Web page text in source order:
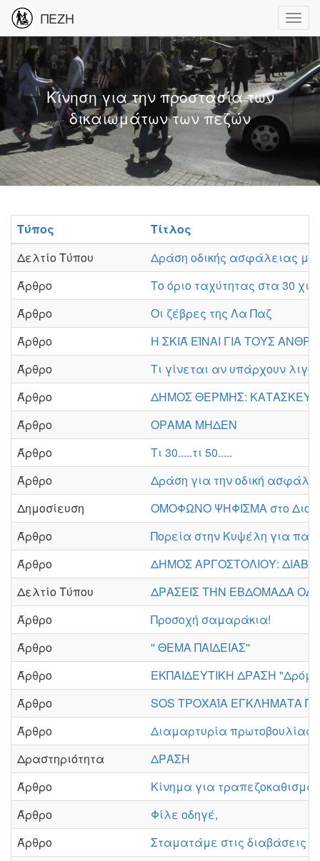
ΠΕΖΗ
Κίνηση για την προστασία των
δικαιωμάτων των πεζών
Τύπος
Τίτλος
Δελτίο Τύπου
Δράση οδικής ασφάλειας με
Άρθρο
Το όριο ταχύτητας στα 30
Άρθρο
Οι ζέβρες της Λα Παζ
Άρθρο
Η ΣΚΙΆ ΕΊΝΑΙ ΓΙΑ ΤΟΥΣ
Άρθρο
Τι γίνεται αν υπάρχουν
Άρθρο
ΔΗΜΟΣ ΘΕΡΜΗΣ:
Άρθρο
ΟΡΑΜΑ ΜΗΔΕΝ
Άρθρο
Τι 30.....τι 50.....
Άρθρο
Δράση για την οδική
Δημοσίευση
ΟΜΟΦΩΝΟ ΨΗΦΙΣΜΑ στο
Άρθρο
Πορεία στην Κυψέλη για
Άρθρο
ΔΗΜΟΣ ΑΡΓΟΣΤΟΛΙΟΥ:
Δελτίο Τύπου
ΔΡΑΣΕΙΣ ΤΗΝ ΕΒΔΟΜΑΔΑ
Άρθρο
Προσοχή σαμαράκια!
Άρθρο
'' ΘΕΜΑ ΠΑΙΔΕΙΑΣ''
Άρθρο
ΕΚΠΑΙΔΕΥΤΙΚΗ ΔΡΑΣΗ
Άρθρο
SOS ΤΡΟΧΑΊΑ ΕΓΚΛΉΜΑΤΑ
Άρθρο
Διαμαρτυρία πρωτοβουλίας
Δραστηριότητα
ΔΡΑΣΗ
Άρθρο
Κίνημα για
Άρθρο
Φίλε οδηγέ,
Άρθρο
Σταματάμε στις διαβάσεις